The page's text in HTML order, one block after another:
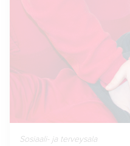
Sosiaali- ja terveysala